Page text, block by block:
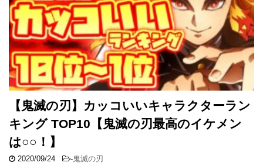
【鬼滅の刃】カッコいいキャラクターラン
キング TOP10【鬼滅の刃最高のイケメン
は○○！】
2020/09/24 -鬼滅の刃